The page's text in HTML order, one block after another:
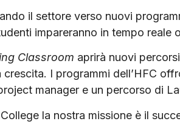
il settore verso nuovi
impareranno in tempo reale
Classroom aprirà nuovi
I programmi dell’HFC
manager e un percorso di
la nostra missione è il